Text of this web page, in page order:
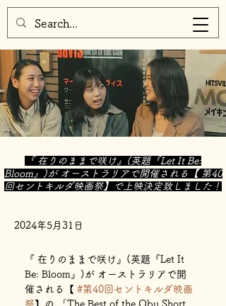
『 在りのままで咲け』(英題『Let It Be:
Bloom』)が オーストラリアで開催される【 第40
回セントキルダ映画祭】で上映決定致しました！
2024年5月31日
『 在りのままで咲け』(英題『Let It
Be: Bloom』)が オーストラリアで開
催される【 #第40回セントキルダ映画
祭】の 「The Best of the Obu Short